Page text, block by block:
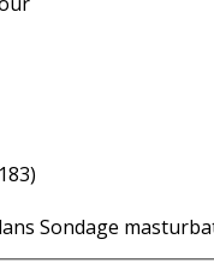
Sondage